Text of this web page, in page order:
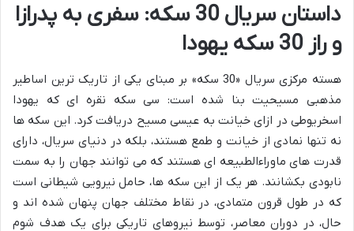
داستان سریال 30 سکه: سفری به پدرازا
و راز 30 سکه یهودا
هسته مرکزی سریال «30 سکه» بر مبنای یکی از تاریک ترین اساطیر
مذهبی مسیحیت بنا شده است: سی سکه نقره ای که یهودا
اسخریوطی در ازای خیانت به عیسی مسیح دریافت کرد. این سکه ها
نه تنها نمادی از خیانت و طمع هستند، بلکه در دنیای سریال، دارای
قدرت های ماوراءالطبیعه ای هستند که می توانند جهان را به سمت
نابودی بکشانند. هر یک از این سکه ها، حامل نیرویی شیطانی است
که در طول قرون متمادی، در نقاط مختلف جهان پنهان شده اند و
حال، در دوران معاصر، توسط نیروهای تاریکی برای یک هدف شوم